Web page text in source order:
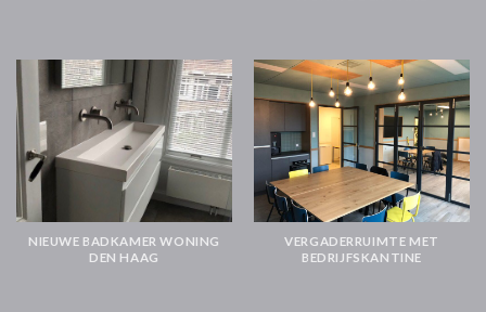
NIEUWE BADKAMER WONING
DEN HAAG
VERGADERRUIMTE MET
BEDRIJFSKANTINE